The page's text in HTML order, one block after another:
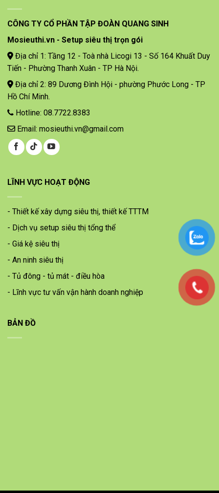
CÔNG TY CỔ PHẦN TẬP ĐOÀN QUANG SINH
Mosieuthi.vn - Setup siêu thị trọn gói
Địa chỉ 1: Tầng 12 - Toà nhà Licogi 13 - Số 164 Khuất Duy
Tiến - Phường Thanh Xuân - TP Hà Nội.
Địa chỉ 2: 89 Dương Đình Hội - phường Phước Long - TP
Hồ Chí Minh.
Hotline: 08.7722.8383
Email: mosieuthi.vn@gmail.com
LĨNH VỰC HOẠT ĐỘNG
- Thiết kế xây dựng siêu thị, thiết kế TTTM
- Dịch vụ setup siêu thị tổng thể
- Giá kệ siêu thị
- An ninh siêu thị
- Tủ đông - tủ mát - điều hòa
- Lĩnh vực tư vấn vận hành doanh nghiệp
BẢN ĐỒ